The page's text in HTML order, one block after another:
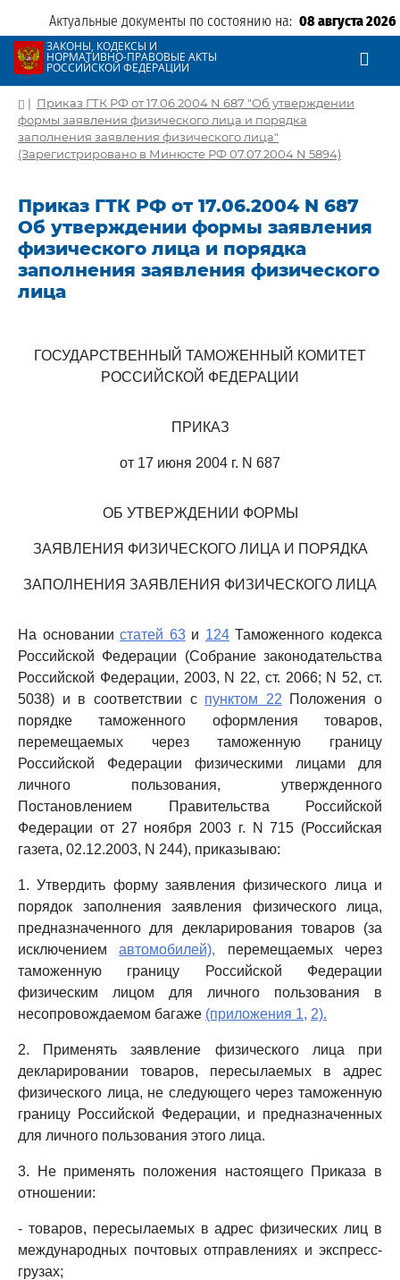
Актуальные документы по состоянию на: 08 августа 2026
ЗАКОНЫ, КОДЕКСЫ И
НОРМАТИВНО-ПРАВОВЫЕ АКТЫ
РОССИЙСКОЙ ФЕДЕРАЦИИ
| Приказ ГТК РФ от 17.06.2004 N 687 "Об утверждении
формы заявления физического лица и порядка
заполнения заявления физического лица"
(Зарегистрировано в Минюсте РФ 07.07.2004 N 5894)
Приказ ГТК РФ от 17.06.2004 N 687
Об утверждении формы заявления
физического лица и порядка
заполнения заявления физического
лица
ГОСУДАРСТВЕННЫЙ ТАМОЖЕННЫЙ КОМИТЕТ
РОССИЙСКОЙ ФЕДЕРАЦИИ
ПРИКАЗ
от 17 июня 2004 г. N 687
ОБ УТВЕРЖДЕНИИ ФОРМЫ
ЗАЯВЛЕНИЯ ФИЗИЧЕСКОГО ЛИЦА И ПОРЯДКА
ЗАПОЛНЕНИЯ ЗАЯВЛЕНИЯ ФИЗИЧЕСКОГО ЛИЦА
На основаниистатей 63и 124Таможенного кодекса
Российской Федерации (Собрание законодательства
Российской Федерации, 2003, N 22, ст. 2066; N 52, ст.
5038) и в соответствии с пунктом 22 Положения о
порядке таможенного оформления товаров,
перемещаемых через таможенную границу
Российской Федерации физическими лицами для
личного пользования, утвержденного
Постановлением Правительства Российской
Федерации от 27 ноября 2003 г. N 715 (Российская
газета, 02.12.2003, N 244), приказываю:
1. Утвердить форму заявления физического лица и
порядок заполнения заявления физического лица,
предназначенного для декларирования товаров (за
исключениемавтомобилей), перемещаемых через
таможенную границу Российской Федерации
физическим лицом для личного пользования в
несопровождаемом багаже (приложения 1, 2).
2. Применять заявление физического лица при
декларировании товаров, пересылаемых в адрес
физического лица, не следующего через таможенную
границу Российской Федерации, и предназначенных
для личного пользования этого лица.
3. Не применять положения настоящего Приказа в
отношении:
- товаров, пересылаемых в адрес физических лиц в
международных почтовых отправлениях и экспресс-
грузах;